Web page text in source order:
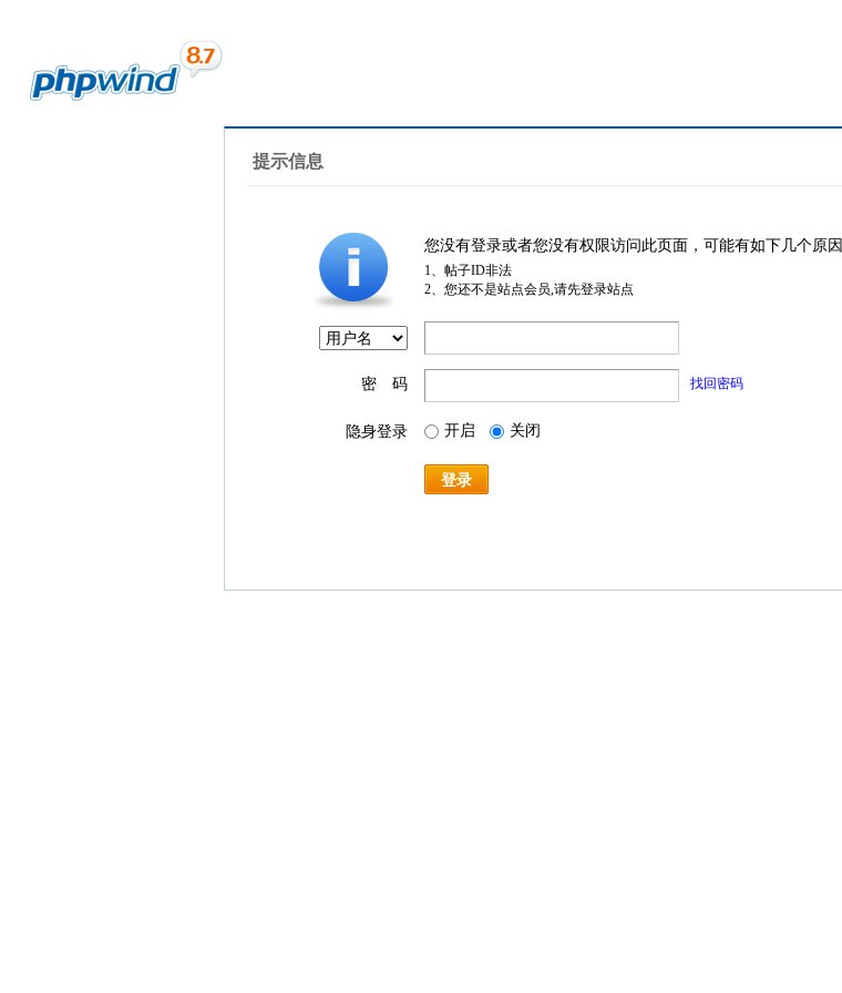
提示信息
您没有登录或者您没有权限访问此页面，可能有如下几个原因
1、帖子ID非法
2、您还不是站点会员,请先登录站点
密 码 找回密码
隐身登录 开启 关闭
登录